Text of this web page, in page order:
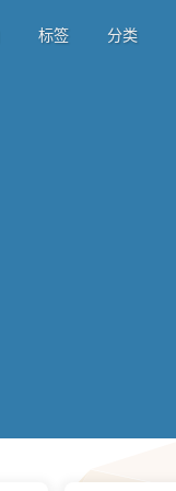
标签 分类